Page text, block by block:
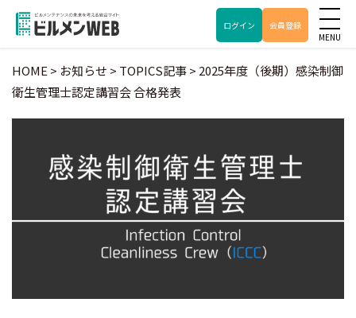
ログイン 会員登録
HOME > お知らせ > TOPICS記事> 2025年度（後期）感染制御
衛生管理士認定講習会 合格発表